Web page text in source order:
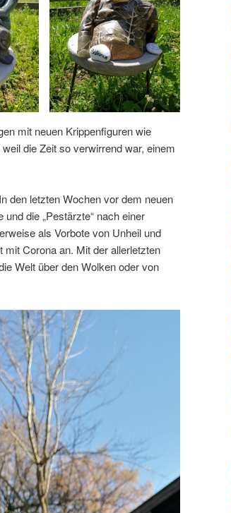
mit neuen Krippenfiguren wie
die Zeit so verwirrend war, einem
den letzten Wochen vor dem neuen
die „Pestärzte“ nach einer
als Vorbote von Unheil und
Corona an. Mit der allerletzten
Welt über den Wolken oder von